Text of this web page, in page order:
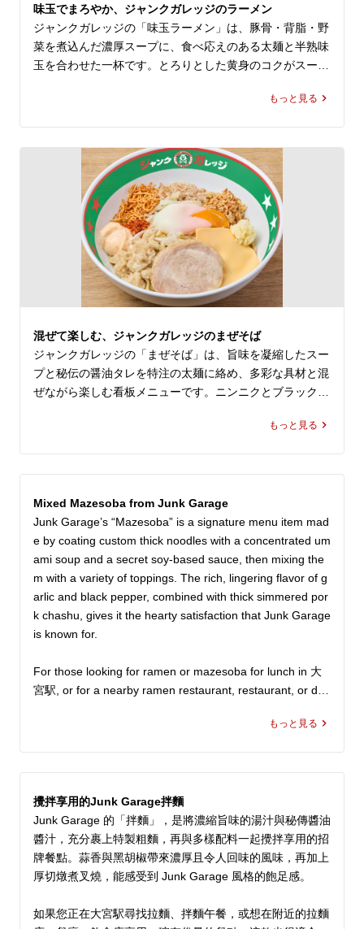
味玉でまろやか、ジャンクガレッジのラーメン
ジャンクガレッジの「味玉ラーメン」は、豚骨・背脂・野
菜を煮込んだ濃厚スープに、食べ応えのある太麺と半熟味
玉を合わせた一杯です。とろりとした黄身のコクがスープ
方、近くのラーメン屋やレストラン・飲食店でしっかり食
べたい方にもおすすめです。ヤサイ・ニンニク・アブラの
無料トッピングで好みに合わせやすく、油そばやまぜそば
とはまた違う、ジャンクガレッジ 店舗ならではの味玉ラ
ーメンをぜひお楽しみください。
もっと見る
混ぜて楽しむ、ジャンクガレッジのまぜそば
ジャンクガレッジの「まぜそば」は、旨味を凝縮したスー
プと秘伝の醤油タレを特注の太麺に絡め、多彩な具材と混
ぜながら楽しむ看板メニューです。ニンニクとブラックペ
シューが重なり、ジャンガレらしい食べ応えを感じられま
もっと見る
Mixed Mazesoba from Junk Garage
Junk Garage’s “Mazesoba” is a signature menu item mad
e by coating custom thick noodles with a concentrated um
ami soup and a secret soy-based sauce, then mixing the
m with a variety of toppings. The rich, lingering flavor of g
arlic and black pepper, combined with thick simmered por
k chashu, gives it the hearty satisfaction that Junk Garage
is known for.
For those looking for ramen or mazesoba for lunch in 大
宮駅, or for a nearby ramen restaurant, restaurant, or dini
mmended choice. Enjoy a Junk Garage-style bowl with a
もっと見る
攪拌享用的Junk Garage拌麵
Junk Garage 的「拌麵」，是將濃縮旨味的湯汁與秘傳醬油
醬汁，充分裹上特製粗麵，再與多樣配料一起攪拌享用的招
牌餐點。蒜香與黑胡椒帶來濃厚且令人回味的風味，再加上
厚切燉煮叉燒，能感受到 Junk Garage 風格的飽足感。
如果您正在大宮駅尋找拉麵、拌麵午餐，或想在附近的拉麵